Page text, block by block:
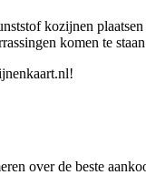
kozijnen
komen te
over de beste